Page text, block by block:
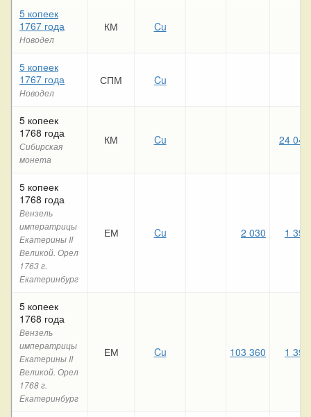
5 копеек
1767 года
Новодел
КМ Cu
5 копеек
1767 года
Новодел
СПМ Cu
5 копеек
1768 года
Сибирская
монета
КМ Cu 24 040
5 копеек
1768 года
Вензель
императрицы
Екатерины II
Великой. Орел
1763 г.
Екатеринбург
ЕМ Cu 2 030 1 390
5 копеек
1768 года
Вензель
императрицы
Екатерины II
Великой. Орел
1768 г.
Екатеринбург
ЕМ Cu 103 360 1 390